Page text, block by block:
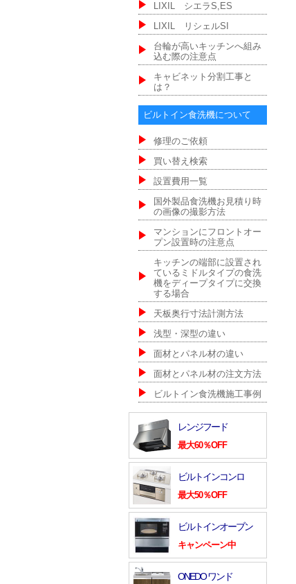
LIXIL シエラS,ES
LIXIL リシェルSI
台輪が高いキッチンへ組み
込む際の注意点
キャビネット分割工事と
は？
ビルトイン食洗機について
修理のご依頼
買い替え検索
設置費用一覧
国外製品食洗機お見積り時
の画像の撮影方法
マンションにフロントオー
プン設置時の注意点
キッチンの端部に設置され
ているミドルタイプの食洗
機をディープタイプに交換
する場合
天板奥行寸法計測方法
浅型・深型の違い
面材とパネル材の違い
面材とパネル材の注文方法
ビルトイン食洗機施工事例
レンジフード
最大60％OFF
ビルトインコンロ
最大50％OFF
ビルトインオーブン
キャンペーン中
ONEDO ワンド